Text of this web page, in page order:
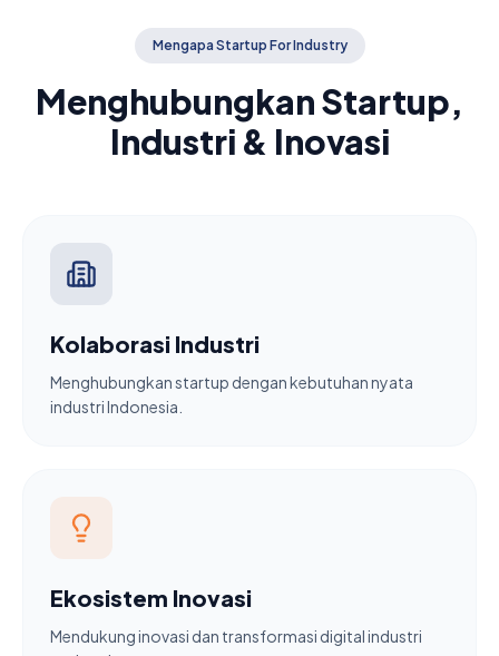
Mengapa Startup For Industry
Menghubungkan Startup,
Industri & Inovasi
Kolaborasi Industri
Menghubungkan startup dengan kebutuhan nyata
industri Indonesia.
Ekosistem Inovasi
Mendukung inovasi dan transformasi digital industri